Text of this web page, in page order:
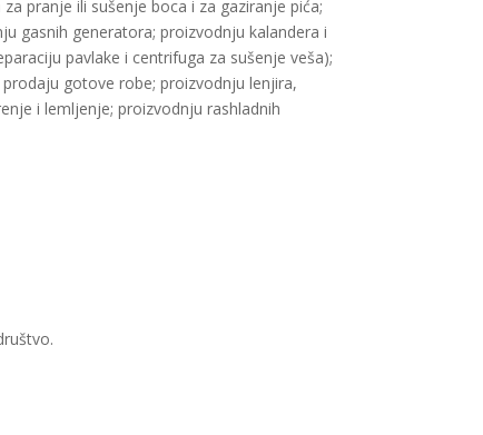
pranje ili sušenje boca i za gaziranje pića;
gasnih generatora; proizvodnju kalandera i
pavlake i centrifuga za sušenje veša);
gotove robe; proizvodnju lenjira,
i lemljenje; proizvodnju rashladnih